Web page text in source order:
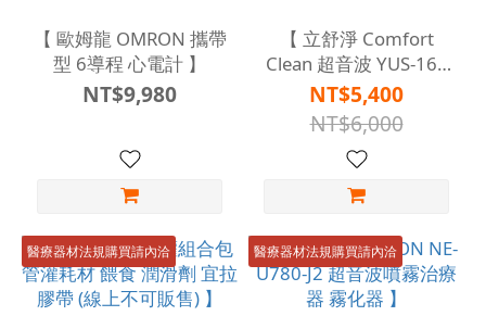
【 歐姆龍 OMRON 攜帶
型 6導程 心電計 】
NT$9,980
【 立舒淨 Comfort
Clean 超音波 YUS-16E
噴霧器 台灣製 蒸鼻機
蒸鼻器 吸入器 化痰機
】
NT$5,400
NT$6,000
醫療器材法規購買請內洽 醫療器材法規購買請內洽